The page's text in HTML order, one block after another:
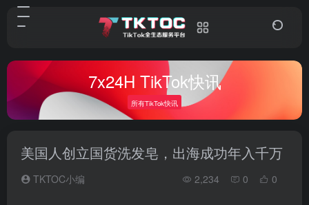
7x24H TikTok快讯
所有TikTok快讯
美国人创立国货洗发皂，出海成功年入千万
TKTOC小编 2,234 0 0